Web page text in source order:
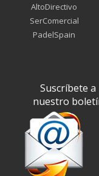
AltoDirectivo
SerComercial
PadelSpain
Suscríbete a
nuestro